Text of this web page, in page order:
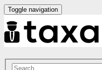
Toggle navigation